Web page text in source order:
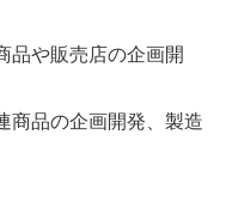
品や販売店の企画開
商品の企画開発、製造